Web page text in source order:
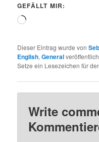
GEFÄLLT MIR:
Wird
Dieser Eintrag wurde von
English,General
Setze ein Lesezeichen für
Write